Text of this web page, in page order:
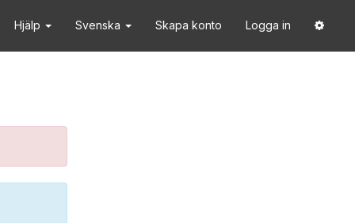
Hjälp Svenska Skapa konto Logga in